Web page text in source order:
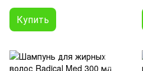
Купить